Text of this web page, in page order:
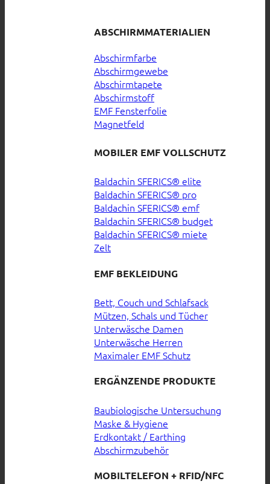
ABSCHIRMMATERIALIEN
Abschirmfarbe
Abschirmgewebe
Abschirmtapete
Abschirmstoff
EMF Fensterfolie
Magnetfeld
MOBILER EMF VOLLSCHUTZ
Baldachin SFERICS® elite
Baldachin SFERICS® pro
Baldachin SFERICS® emf
Baldachin SFERICS® budget
Baldachin SFERICS® miete
Zelt
EMF BEKLEIDUNG
Bett, Couch und Schlafsack
Mützen, Schals und Tücher
Unterwäsche Damen
Unterwäsche Herren
Maximaler EMF Schutz
ERGÄNZENDE PRODUKTE
Baubiologische Untersuchung
Maske & Hygiene
Erdkontakt / Earthing
Abschirmzubehör
MOBILTELEFON + RFID/NFC